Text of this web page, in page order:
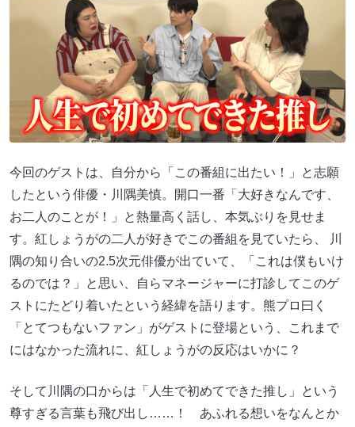
今回のゲストは、自分から「この番組に出たい！」と志願
したという俳優・川隅美慎。開口一番「大好きなんです、
お二人のことが！」と熱量高く話し、本気ぶりを見せま
す。紅しょうがの二人が好きでこの番組を見ていたら、 川
隅の知り合いの2.5次元俳優が出ていて、「これは僕もいけ
るのでは？」と思い、自らマネージャーに打診してこのゲ
ストにたどり着いたという経緯を語ります。熊プロ曰く
「とてつもないファン」がゲストに登場という、これまで
にはなかった流れに、紅しょうがの反応はいかに？
そして川隅の口からは「人生で初めてできた推し」という
尊すぎる言葉も飛び出し……！ あふれる想いをなんとか